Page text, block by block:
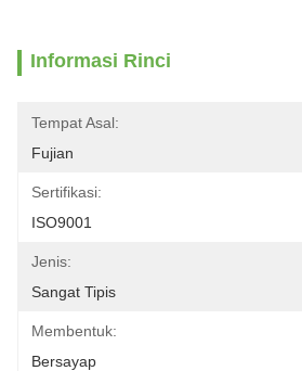
Informasi Rinci
Tempat Asal:
Fujian
Sertifikasi:
ISO9001
Jenis:
Sangat Tipis
Membentuk:
Bersayap